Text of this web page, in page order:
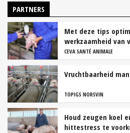
PARTNERS
Met deze tips
werkzaamheid van
CEVA SANTÉ ANIMALE
Vruchtbaarheid
TOPIGS NORSVIN
Houd zeugen koel
hittestress te